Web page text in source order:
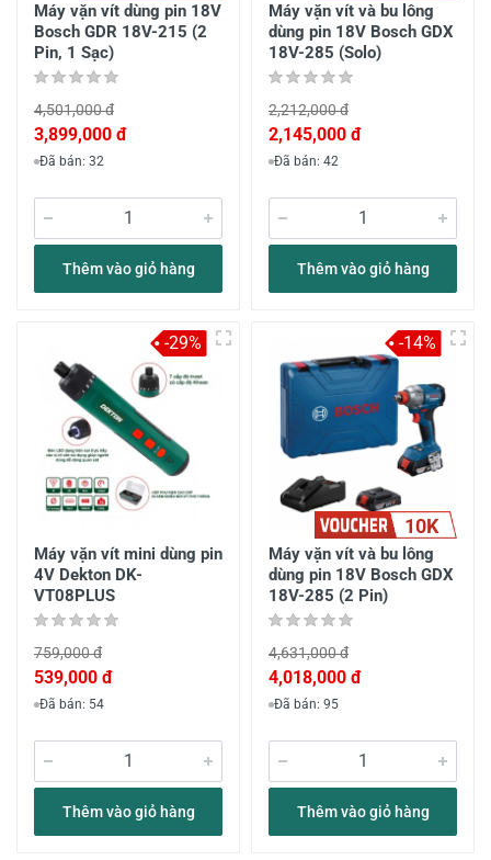
Máy vặn vít dùng pin 18V
Bosch GDR 18V-215 (2
Pin, 1 Sạc)
4,501,000 đ
3,899,000 đ
Đã bán: 32
Thêm vào giỏ hàng
Máy vặn vít và bu lông
dùng pin 18V Bosch GDX
18V-285 (Solo)
2,212,000 đ
2,145,000 đ
Đã bán: 42
Thêm vào giỏ hàng
Máy vặn vít mini dùng pin
4V Dekton DK-
VT08PLUS
759,000 đ
539,000 đ
Đã bán: 54
Thêm vào giỏ hàng
-29%
10K
Máy vặn vít và bu lông
dùng pin 18V Bosch GDX
18V-285 (2 Pin)
4,631,000 đ
4,018,000 đ
Đã bán: 95
Thêm vào giỏ hàng
-14%